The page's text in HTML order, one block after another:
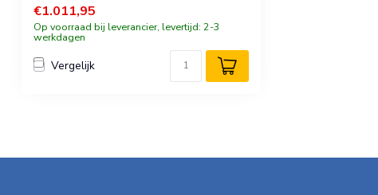
€1.011,95
Op voorraad bij leverancier, levertijd: 2-3
werkdagen
Vergelijk